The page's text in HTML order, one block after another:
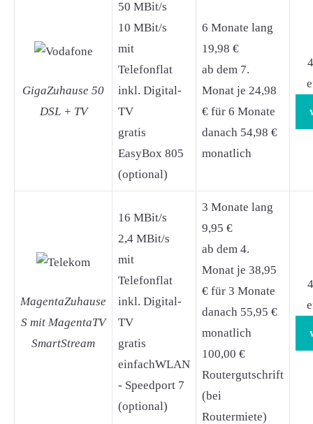
GigaZuhause 50
DSL + TV
50 MBit/s
10 MBit/s
mit
Telefonflat
inkl. Digital-
TV
gratis
EasyBox 805
(optional)
6 Monate lang
19,98 €
ab dem 7.
Monat je 24,98
€ für 6 Monate
danach 54,98 €
monatlich
MagentaZuhause
S mit MagentaTV
SmartStream
16 MBit/s
2,4 MBit/s
mit
Telefonflat
inkl. Digital-
TV
gratis
einfachWLAN
- Speedport 7
(optional)
3 Monate lang
9,95 €
ab dem 4.
Monat je 38,95
€ für 3 Monate
danach 55,95 €
monatlich
100,00 €
Routergutschrift
(bei
Routermiete)